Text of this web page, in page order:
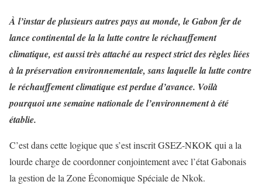
À l’instar de plusieurs autres pays au monde, le Gabon fer de
lance continental de la la lutte contre le réchauffement
climatique, est aussi très attaché au respect strict des règles liées
à la préservation environnementale, sans laquelle la lutte contre
le réchauffement climatique est perdue d’avance. Voilà
pourquoi une semaine nationale de l’environnement à été
établie.
C’est dans cette logique que s’est inscrit GSEZ-NKOK qui a la
lourde charge de coordonner conjointement avec l’état Gabonais
la gestion de la Zone Économique Spéciale de Nkok.